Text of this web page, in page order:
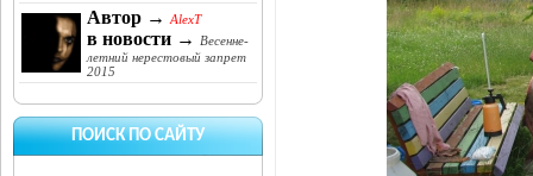
Автор → AlexT
в новости →
Весенне-
летний нерестовый запрет
2015
ПОИСК ПО САЙТУ